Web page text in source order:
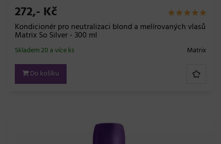
272,- Kč
Kondicionér pro neutralizaci blond a melírovaných vlasů
Matrix So Silver - 300 ml
Matrix
Skladem 20 a více ks
Do košíku